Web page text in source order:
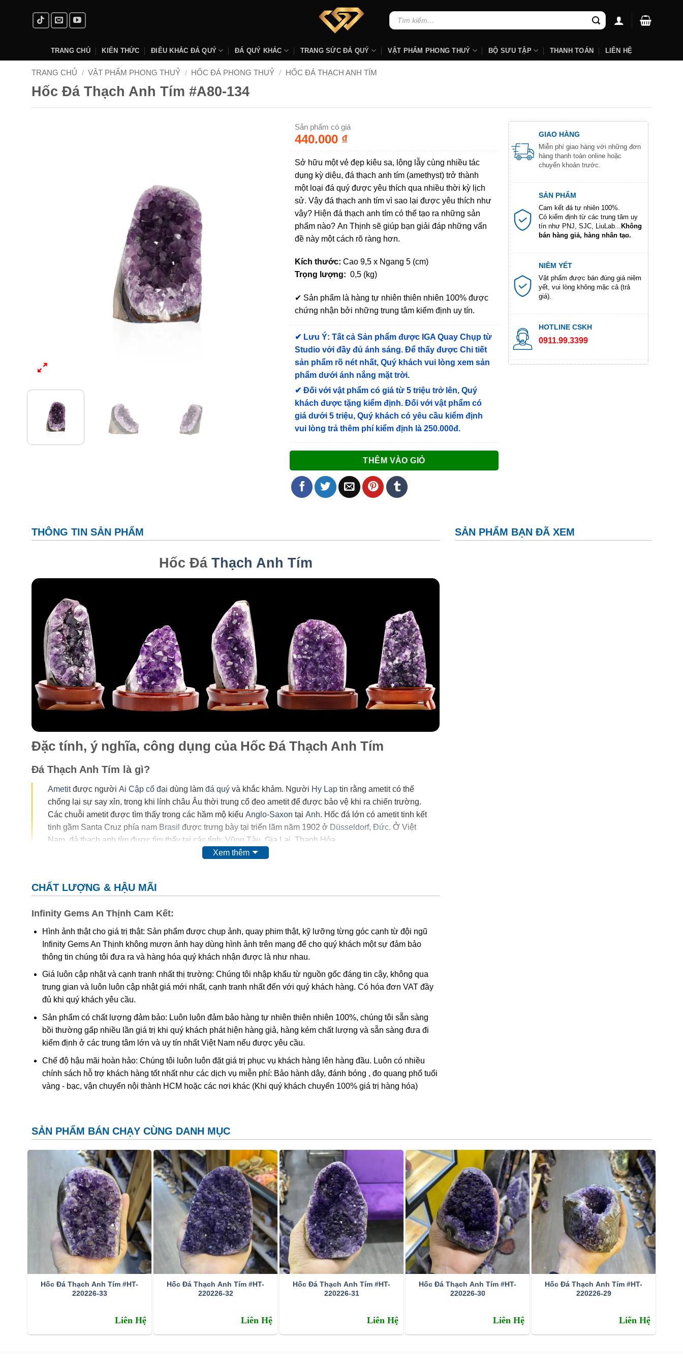
Tìm
kiếm:
TRANG CHỦ KIẾN THỨC ĐIÊU KHẮC ĐÁ QUÝ ĐÁ QUÝ KHÁC TRANG SỨC ĐÁ QUÝ VẬT PHẨM PHONG THUỶ BỘ SƯU TẬP THANH TOÁN LIÊN HỆ
TRANG CHỦ / VẬT PHẨM PHONG THUỶ / HỐC ĐÁ PHONG THUỶ / HỐC ĐÁ THẠCH ANH TÍM
Hốc Đá Thạch Anh Tím #A80-134
Sản phẩm có giá
440.000 ₫
Sở hữu một vẻ đẹp kiêu sa, lộng lẫy cùng nhiều tác
dụng kỳ diệu, đá thạch anh tím (amethyst) trở thành
một loại đá quý được yêu thích qua nhiều thời kỳ lịch
sử. Vậy đá thạch anh tím vì sao lại được yêu thích như
vậy? Hiện đá thạch anh tím có thể tạo ra những sản
phẩm nào? An Thịnh sẽ giúp bạn giải đáp những vấn
đề này một cách rõ ràng hơn.
Kích thước:Cao 9,5 x Ngang 5 (cm)
Trọng lượng: 0,5 (kg)
✔ Sản phẩm là hàng tự nhiên thiên nhiên 100% được
chứng nhận bởi những trung tâm kiểm định uy tín.
✔ Lưu Ý: Tất cả Sản phẩm được IGA Quay Chụp từ
Studio với đầy đủ ánh sáng. Để thấy được Chi tiết
sản phẩm rõ nét nhất, Quý khách vui lòng xem sản
phẩm dưới ánh nắng mặt trời.
✔Đối với vật phẩm có giá từ 5 triệu trở lên, Quý
khách được tặng kiểm định. Đối với vật phẩm có
giá dưới 5 triệu, Quý khách có yêu cầu kiểm định
vui lòng trả thêm phí kiểm định là 250.000đ.
THÊM VÀO GIỎ
GIAO HÀNG
Miễn phí giao hàng với những đơn
hàng thanh toán online hoặc
chuyển khoản trước.
SẢN PHẨM
Cam kết đá tự nhiên 100%.
Có kiểm định từ các trung tâm uy
tín như PNJ, SJC, LiuLab...
Không
bán hàng giả, hàng nhân tạo.
NIÊM YẾT
Vật phẩm được bán đúng giá niêm
yết, vui lòng không mặc cả (trả
giá).
HOTLINE CSKH
0911.99.3399
THÔNG TIN SẢN PHẨM
Hốc Đá Thạch Anh Tím
Đặc tính, ý nghĩa, công dụng của Hốc Đá Thạch Anh Tím
Đá Thạch Anh Tím là gì?
Ametitđược người Ai Cập cổ đại dùng làm đá quý và khắc khảm. Người Hy Lạp tin rằng ametit có thể
chống lại sự say xỉn, trong khi lính châu Âu thời trung cổ đeo ametit để được bảo vệ khi ra chiến trường.
Các chuỗi ametit được tìm thấy trong các hầm mộ kiểu Anglo-Saxon tại Anh. Hốc đá lớn có ametit tinh kết
tinh gầm Santa Cruz phía nam Brasil được trưng bày tại triển lãm năm 1902 ở Düsseldorf, Đức. Ở Việt
Nam, đá thạch anh tím được tìm thấy tại các tỉnh: Vũng Tàu, Gia Lai, Thanh Hóa.
cơ.Thyocyanat sắt IIIđược cho là có mặt trong ametit và
Các công trình gần đây cho thấy màu của ametit là do có lẫn tạp chất
tương tác phức tạp của sắt vànhôm sẽ tạo nên màu.
Khi nung nóng ametit thường chuyển thành màu vàng , và hầu hết , cairngorm của ngành kim hoàn đá quý
được coi đơn giản chỉ là “ametit được gia nhiệt”. Thạch anh ametit có xu hướng bị mất màu khi bị lộ ra mặt đất.
Ametit tổng hợp rất giống với ametit chất lượng cao. Các đặc điểm hóa học và vật lý đều rất giống với ametit tự
nhiên nên rất khó phân biệt một cách chính xác trừ khi dùng những thử nghiệm đá quý học cao cấp tốn kém. Thử
nghiệm dựa trên quy luật sinh đôi tên “Brazil law twinning” (một dạng của thạch anh sinh đôi, khi đó cấu trúc
thạch anh phải và trái được liên kết tạo thành một tinh thể duy nhấtđược sử dụng để xác định ametit tổng hợp sẽ
dễ dàng hơn. Tuy nhiên về mặc lý thuyết, người ta có thể tạo ra vật liệu tổng hợp này nhưng khó mà tạo ra được
Tên khoa học: đá thạch anh tím (amethyst)
Xem thêm
CHẤT LƯỢNG & HẬU MÃI
Infinity Gems An Thịnh Cam Kết:
Hình ảnh thật cho giá trị thật: Sản phẩm được chụp ảnh, quay phim thật, kỹ lưỡng từng góc cạnh từ đội ngũ
Infinity Gems An Thịnh không mượn ảnh hay dùng hình ảnh trên mạng để cho quý khách một sự đảm bảo
thông tin chúng tôi đưa ra và hàng hóa quý khách nhận được là như nhau.
Giá luôn cập nhật và cạnh tranh nhất thị trường: Chúng tôi nhập khẩu từ nguồn gốc đáng tin cậy, không qua
trung gian và luôn luôn cập nhật giá mới nhất, cạnh tranh nhất đến với quý khách hàng. Có hóa đơn VAT đầy
đủ khi quý khách yêu cầu.
Sản phẩm có chất lượng đảm bảo: Luôn luôn đảm bảo hàng tự nhiên thiên nhiên 100%, chúng tôi sẵn sàng
bồi thường gấp nhiều lần giá trị khi quý khách phát hiện hàng giả, hàng kém chất lượng và sẵn sàng đưa đi
kiểm định ở các trung tâm lớn và uy tín nhất Việt Nam nếu được yêu cầu.
Chế độ hậu mãi hoàn hảo: Chúng tôi luôn luôn đặt giá trị phục vụ khách hàng lên hàng đầu. Luôn có nhiều
chính sách hỗ trợ khách hàng tốt nhất như các dịch vụ miễn phí: Bảo hành dây, đánh bóng , đo quang phổ tuổi
vàng - bạc, vận chuyển nội thành HCM hoặc các nơi khác (Khi quý khách chuyển 100% giá trị hàng hóa)
SẢN PHẨM BẠN ĐÃ XEM
SẢN PHẨM BÁN CHẠY CÙNG DANH MỤC
Hốc Đá Thạch Anh Tím #HT-
220226-33
Liên Hệ
Hốc Đá Thạch Anh Tím #HT-
220226-32
Liên Hệ
Hốc Đá Thạch Anh Tím #HT-
220226-31
Liên Hệ
Hốc Đá Thạch Anh Tím #HT-
220226-30
Liên Hệ
Hốc Đá Thạch Anh Tím #HT-
220226-29
Liên Hệ